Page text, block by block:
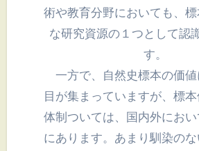
術や教育分野においても、
な研究資源の１つとして認
す。
一方で、自然史標本の価値
目が集まっていますが、標
体制ついては、国内外にお
にあります。あまり馴染の